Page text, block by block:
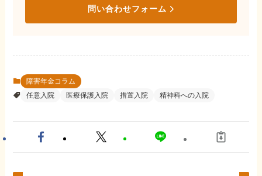
問い合わせフォーム
障害年金コラム
任意入院
医療保護入院 措置入院 精神科への入院